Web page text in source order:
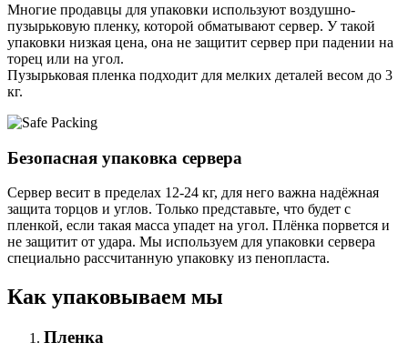
Многие продавцы для упаковки используют воздушно-
пузырьковую пленку, которой обматывают сервер. У такой
упаковки низкая цена, она не защитит сервер при падении на
торец или на угол.
Пузырьковая пленка подходит для мелких деталей весом до 3
кг.
Безопасная упаковка сервера
Сервер весит в пределах 12-24 кг, для него важна надёжная
защита торцов и углов. Только представьте, что будет с
пленкой, если такая масса упадет на угол. Плёнка порвется и
не защитит от удара. Мы используем для упаковки сервера
специально расcчитанную упаковку из пенопласта.
Как упаковываем мы
Пленка